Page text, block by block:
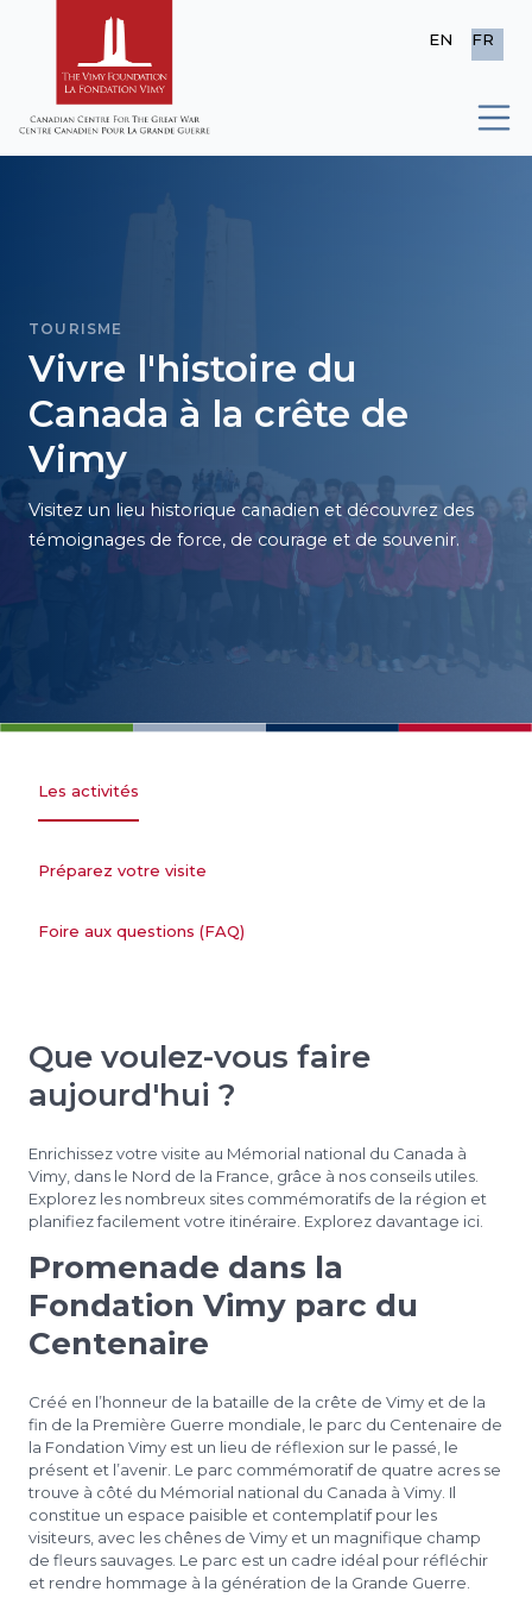
EN FR
TOURISME
Vivre l'histoire du
Canada à la crête de
Vimy
Visitez un lieu historique canadien et découvrez des
témoignages de force, de courage et de souvenir.
Les activités
Préparez votre visite
Foire aux questions (FAQ)
Que voulez-vous faire
aujourd'hui ?
Enrichissez votre visite au Mémorial national du Canada à
Vimy, dans le Nord de la France, grâce à nos conseils utiles.
Explorez les nombreux sites commémoratifs de la région et
planifiez facilement votre itinéraire. Explorez davantage ici.
Promenade dans la
Fondation Vimy parc du
Centenaire
Créé en l’honneur de la bataille de la crête de Vimy et de la
fin de la Première Guerre mondiale, le parc du Centenaire de
la Fondation Vimy est un lieu de réflexion sur le passé, le
présent et l’avenir. Le parc commémoratif de quatre acres se
trouve à côté du Mémorial national du Canada à Vimy. Il
constitue un espace paisible et contemplatif pour les
visiteurs, avec les chênes de Vimy et un magnifique champ
de fleurs sauvages. Le parc est un cadre idéal pour réfléchir
et rendre hommage à la génération de la Grande Guerre.